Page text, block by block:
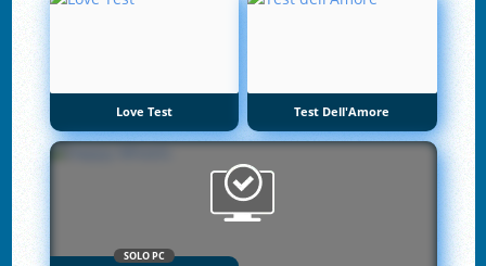
Love Test Test Dell'Amore
SOLO PC